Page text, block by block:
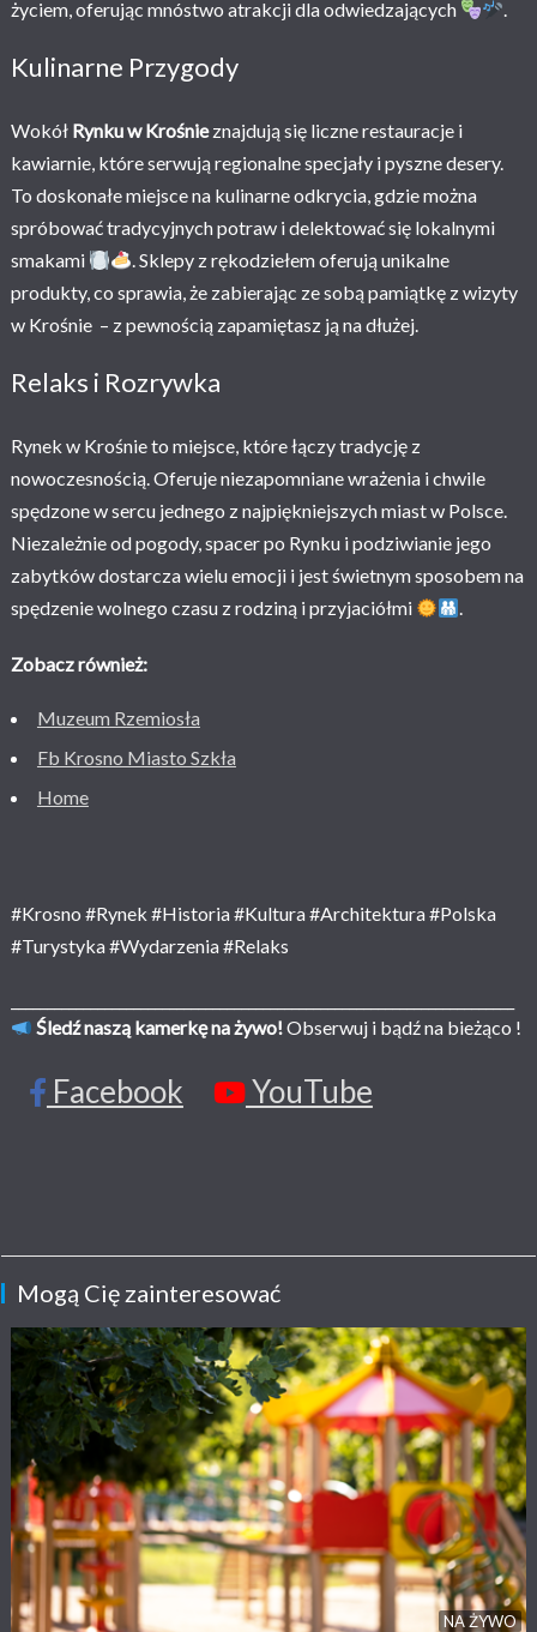
życiem, oferując mnóstwo atrakcji dla odwiedzających .
Kulinarne Przygody
Wokół Rynku w Krośnieznajdują się liczne restauracje i
kawiarnie, które serwują regionalne specjały i pyszne desery.
To doskonałe miejsce na kulinarne odkrycia, gdzie można
spróbować tradycyjnych potraw i delektować się lokalnymi
smakami
. Sklepy z rękodziełem oferują unikalne
produkty, co sprawia, że zabierając ze sobą pamiątkę z wizyty
w Krośnie – z pewnością zapamiętasz ją na dłużej.
Relaks i Rozrywka
Rynek w Krośnie to miejsce, które łączy tradycję z
nowoczesnością. Oferuje niezapomniane wrażenia i chwile
spędzone w sercu jednego z najpiękniejszych miast w Polsce.
Niezależnie od pogody, spacer po Rynku i podziwianie jego
zabytków dostarcza wielu emocji i jest świetnym sposobem na
spędzenie wolnego czasu z rodziną i przyjaciółmi
.
Zobacz również:
Muzeum Rzemiosła
Fb Krosno Miasto Szkła
Home
#Krosno #Rynek #Historia #Kultura #Architektura #Polska
#Turystyka #Wydarzenia #Relaks
Śledź naszą kamerkę na żywo!Obserwuj i bądź na bieżąco !
Facebook YouTube
Mogą Cię zainteresować
NA ŻYWO